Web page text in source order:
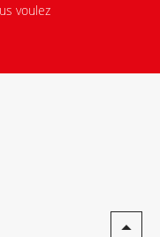
voulez